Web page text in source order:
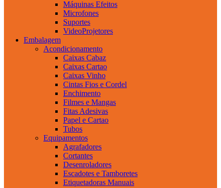
Máquinas Efeitos
Microfones
Suportes
VideoProjetores
Embalagem
Acondicionamento
Caixas Cabaz
Caixas Cartao
Caixas Vinho
Cintas Fios e Cordel
Enchimento
Filmes e Mangas
Fitas Adesivas
Papel e Cartao
Tubos
Equipamentos
Agrafadores
Cortantes
Desenroladores
Escadotes e Tamboretes
Etiquetadoras Manuais